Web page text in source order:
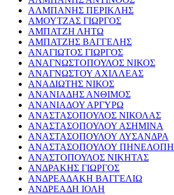
ΑΛΜΠΑΝΗΣ ΠΕΡΙΚΛΗΣ
ΑΜΟΥΤΖΑΣ ΓΙΩΡΓΟΣ
ΑΜΠΑΤΖΗ ΛΗΤΩ
ΑΜΠΑΤΖΗΣ ΒΑΓΓΕΛΗΣ
ΑΝΑΓΙΩΤΟΣ ΓΙΩΡΓΟΣ
ΑΝΑΓΝΩΣΤΟΠΟΥΛΟΣ ΝΙΚΟΣ
ΑΝΑΓΝΩΣΤΟΥ ΑΧΙΛΛΕΑΣ
ΑΝΑΔΙΩΤΗΣ ΝΙΚΟΣ
ΑΝΑΝΙΑΔΗΣ ΑΝΘΙΜΟΣ
ΑΝΑΝΙΑΔΟΥ ΑΡΓΥΡΩ
ΑΝΑΣΤΑΣΟΠΟΥΛΟΣ ΝΙΚΟΛΑΣ
ΑΝΑΣΤΑΣΟΠΟΥΛΟΥ ΑΣΗΜΙΝΑ
ΑΝΑΣΤΑΣΟΠΟΥΛΟΥ ΛΥΣΑΝΔΡΑ
ΑΝΑΣΤΑΣΟΠΟΥΛΟΥ ΠΗΝΕΛΟΠΗ
ΑΝΑΣΤΟΠΟΥΛΟΣ ΝΙΚΗΤΑΣ
ΑΝΔΡΑΚΗΣ ΓΙΩΡΓΟΣ
ΑΝΔΡΕΑΔΑΚΗ ΒΑΓΓΕΛΙΩ
ΑΝΔΡΕΑΔΗ ΙΟΛΗ